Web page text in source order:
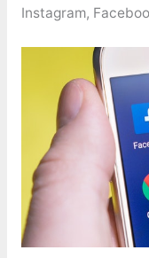
Instagram,